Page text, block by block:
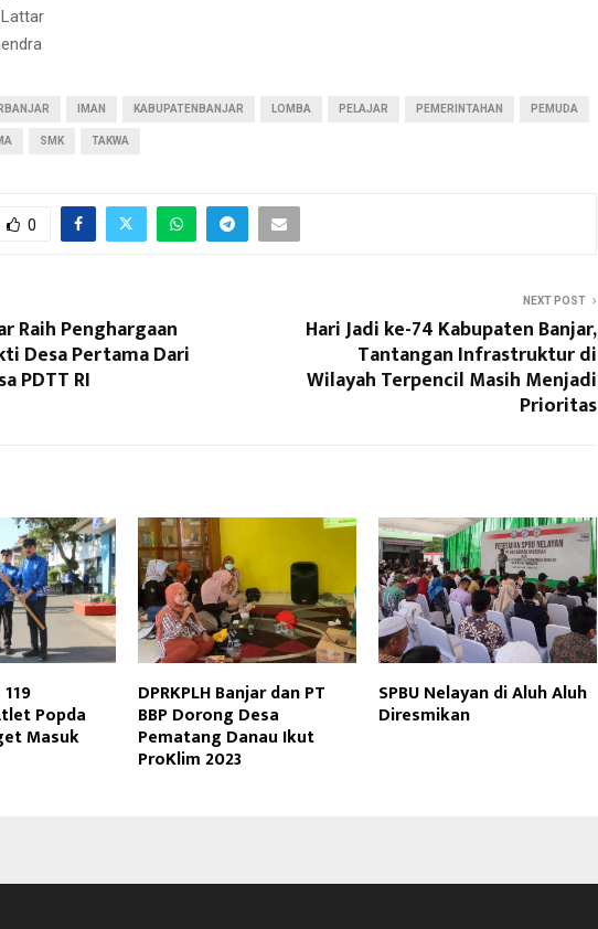
IMAN KABUPATENBANJAR LOMBA PELAJAR PEMERINTAHAN PEMUDA
SMK TAKWA
0
Raih Penghargaan
Desa Pertama Dari
PDTT RI
NEXT POST
Hari Jadi ke-74 Kabupaten Banjar,
Tantangan Infrastruktur di
Wilayah Terpencil Masih Menjadi
Prioritas
Popda
Masuk
DPRKPLH Banjar dan PT
BBP Dorong Desa
Pematang Danau Ikut
ProKlim 2023
SPBU Nelayan di Aluh Aluh
Diresmikan